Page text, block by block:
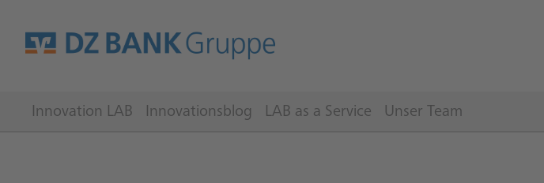
Innovation LAB Innovationsblog LAB as a Service Unser Team